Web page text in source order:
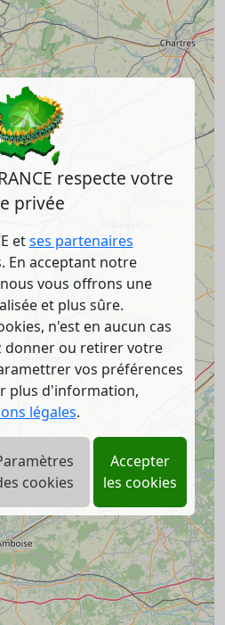
respecte votre
privée
etses partenaires
En acceptant notre
vous offrons une
et plus sûre.
n'est en aucun cas
donner ou retirer votre
vos préférences
plus d'information,
légales.
cookies
Accepter
les cookies